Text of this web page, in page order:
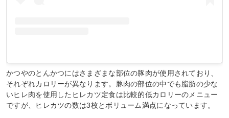
かつやのとんかつにはさまざまな部位の豚肉が使用されており、
それぞれカロリーが異なります。豚肉の部位の中でも脂肪の少な
いヒレ肉を使用したヒレカツ定食は比較的低カロリーのメニュー
ですが、ヒレカツの数は3枚とボリューム満点になっています。